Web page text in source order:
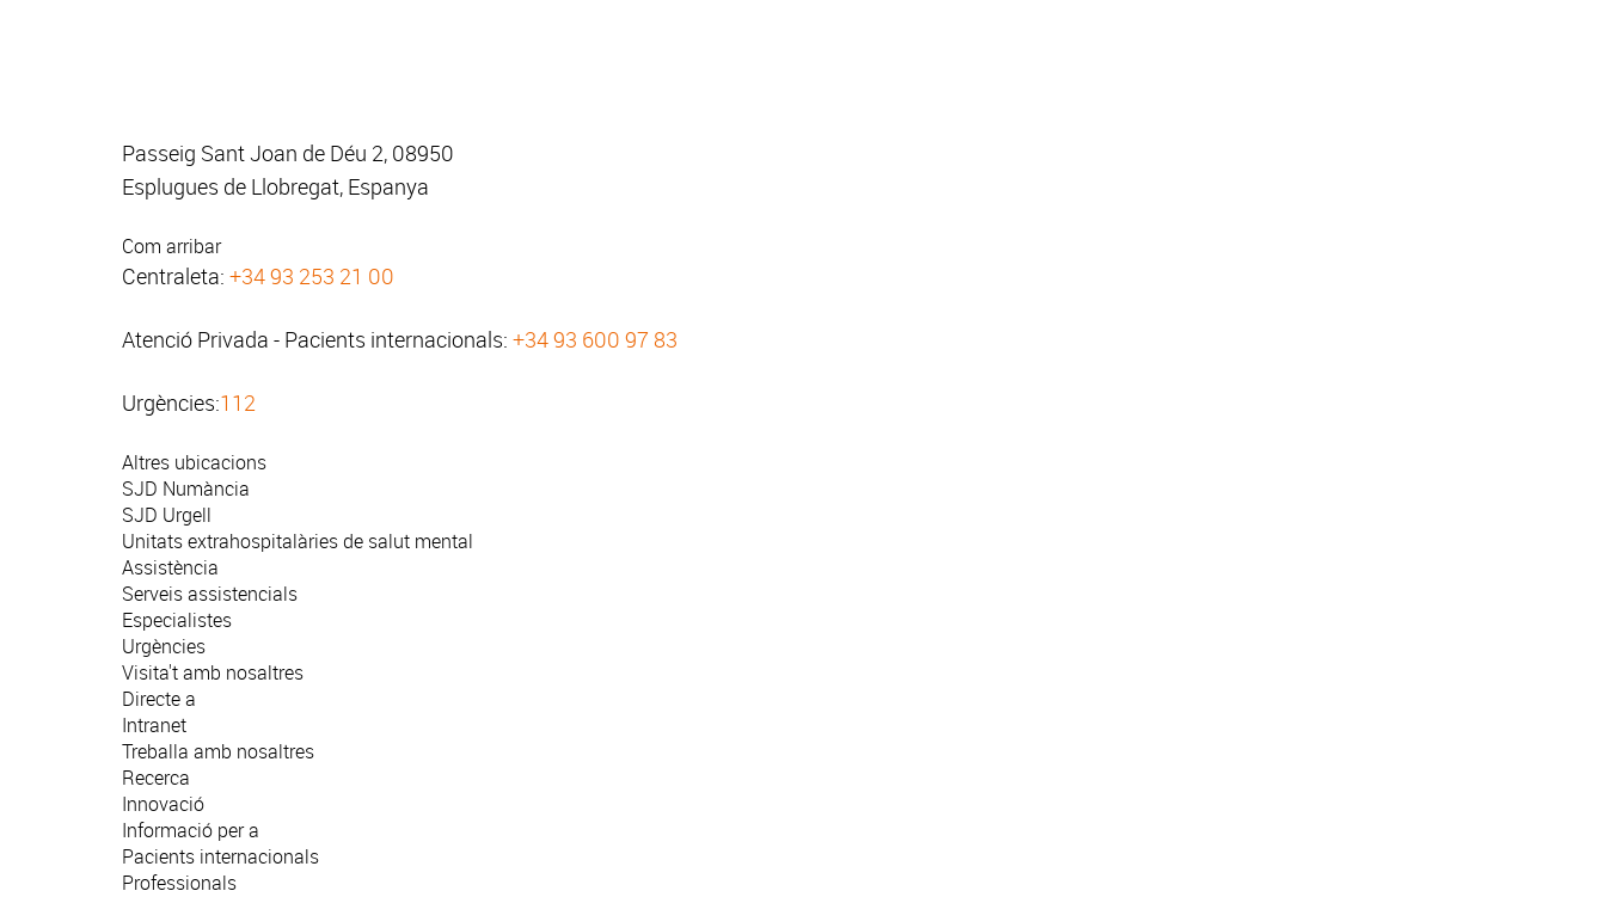
Passeig Sant Joan de Déu 2, 08950
Esplugues de Llobregat, Espanya
Com arribar
Centraleta: +34 93 253 21 00
Atenció Privada - Pacients internacionals: +34 93 600 97 83
Urgències:112
Altres ubicacions
SJD Numància
SJD Urgell
Unitats extrahospitalàries de salut mental
Assistència
Serveis assistencials
Especialistes
Urgències
Visita't amb nosaltres
Directe a
Intranet
Treballa amb nosaltres
Recerca
Innovació
Informació per a
Pacients internacionals
Professionals